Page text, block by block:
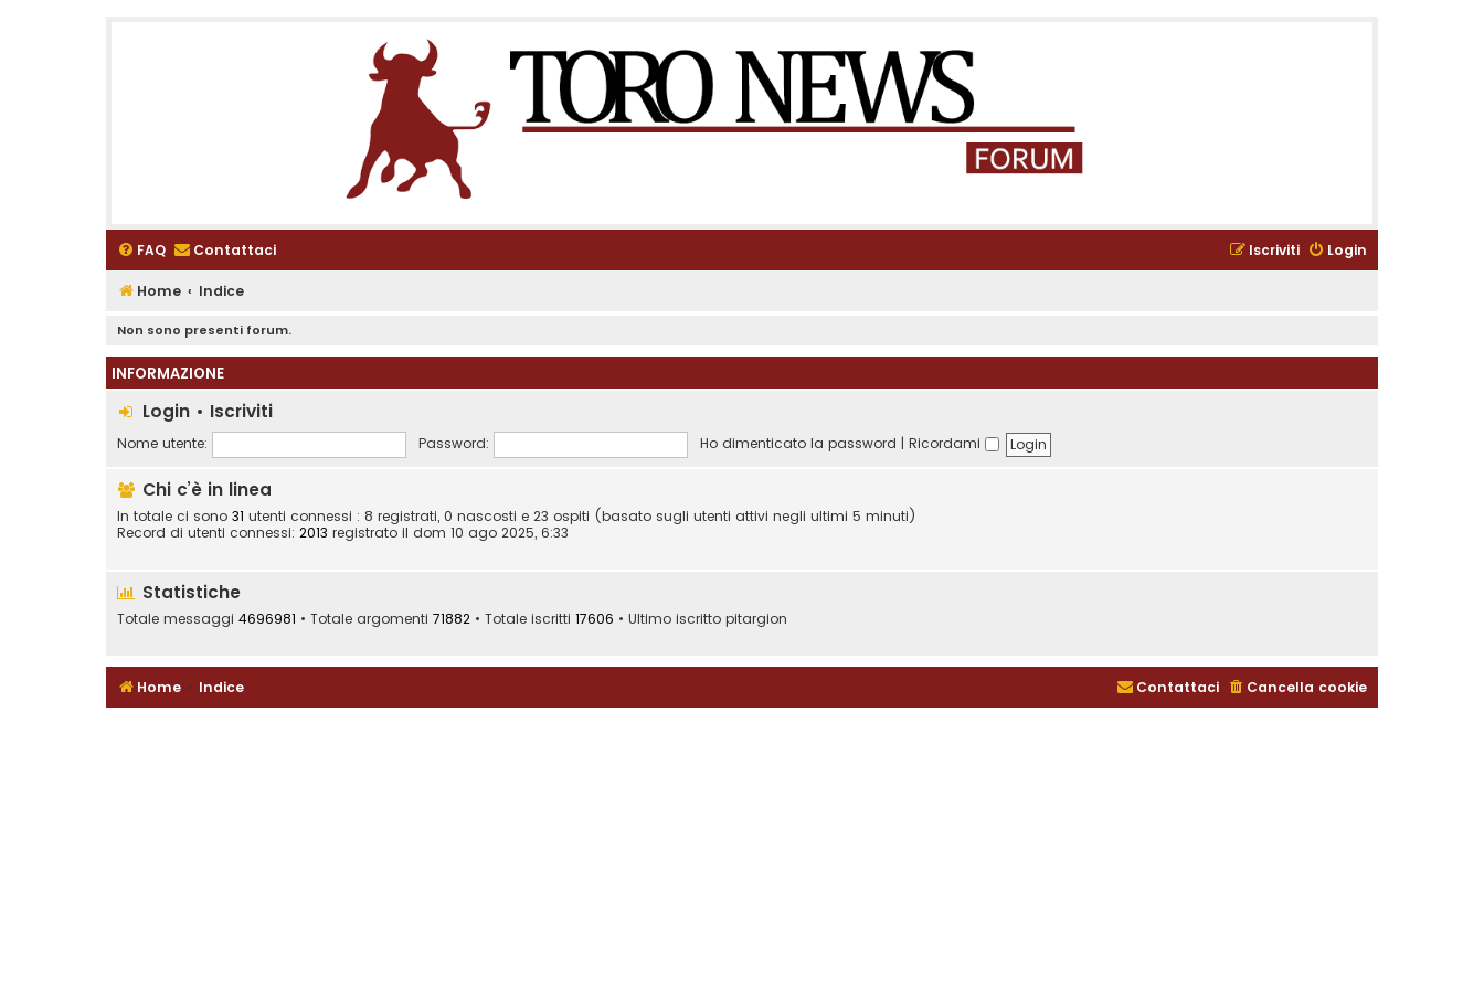
FAQ Contattaci Login
Iscriviti
Home Indice
Non sono presenti forum.
INFORMAZIONE
Login • Iscriviti
Nome utente: Password: Ho dimenticato la password | Ricordami
Chi c’è in linea
In totale ci sono 31 utenti connessi : 8 registrati, 0 nascosti e 23 ospiti (basato sugli utenti attivi negli ultimi 5 minuti)
Record di utenti connessi: 2013 registrato il dom 10 ago 2025, 6:33
Statistiche
Totale messaggi 4696981 • Totale argomenti 71882 • Totale iscritti 17606 • Ultimo iscritto pitargion
Home Indice Cancella cookie
Contattaci